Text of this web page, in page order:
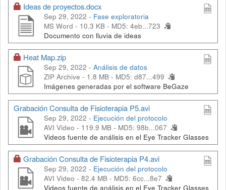
Ideas de proyectos.docx
Sep 29, 2022 - Fase exploratoria
MS Word - 10.3 KB - MD5: 4eb...723
Documento con lluvia de ideas
Heat Map.zip
Sep 29, 2022 - Análisis de datos
ZIP Archive - 1.8 MB - MD5: d87...499
Imágenes generadas por el software BeGaze
Grabación Consulta de Fisioterapia P5.avi
Sep 29, 2022 - Ejecución del protocolo
AVI Video - 119.9 MB - MD5: 98b...067
Videos fuente de análisis en el Eye Tracker Glasses
Grabación Consulta de Fisioterapia P4.avi
Sep 29, 2022 - Ejecución del protocolo
AVI Video - 82.4 MB - MD5: 6cc...8e7
Videos fuente de análisis en el Eye Tracker Glasses